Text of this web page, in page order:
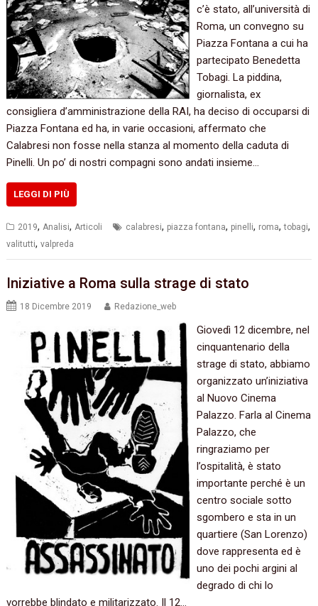
c’è stato, all’università di
Roma, un convegno su
Piazza Fontana a cui ha
partecipato Benedetta
Tobagi. La piddina,
giornalista, ex
consigliera d’amministrazione della RAI, ha deciso di occuparsi di
Piazza Fontana ed ha, in varie occasioni, affermato che
Calabresi non fosse nella stanza al momento della caduta di
Pinelli. Un po’ di nostri compagni sono andati insieme…
LEGGI DI PIÙ
2019,Analisi,Articoli calabresi, piazza fontana, pinelli, roma,tobagi,
valitutti,valpreda
Iniziative a Roma sulla strage di stato
18 Dicembre 2019 Redazione_web
Giovedì 12 dicembre, nel
cinquantenario della
strage di stato, abbiamo
organizzato un’iniziativa
al Nuovo Cinema
Palazzo. Farla al Cinema
Palazzo, che
ringraziamo per
l’ospitalità, è stato
importante perché è un
centro sociale sotto
sgombero e sta in un
quartiere (San Lorenzo)
dove rappresenta ed è
uno dei pochi argini al
degrado di chi lo
vorrebbe blindato e militarizzato. Il 12…